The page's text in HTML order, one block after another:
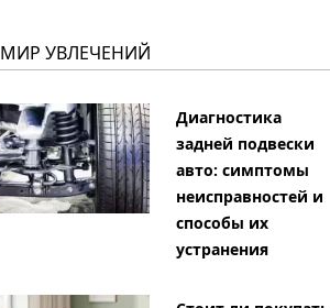
МИР УВЛЕЧЕНИЙ
Диагностика
задней подвески
авто: симптомы
неисправностей и
способы их
устранения